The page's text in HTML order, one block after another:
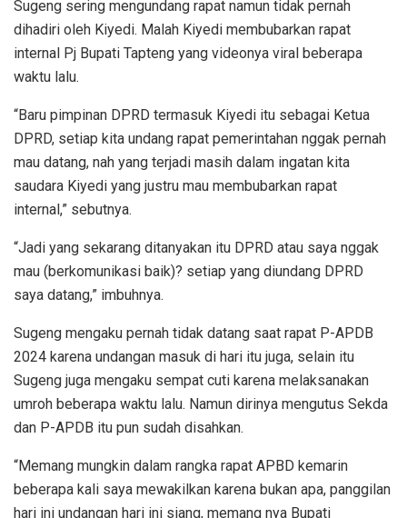
Sugeng sering mengundang rapat namun tidak pernah
dihadiri oleh Kiyedi. Malah Kiyedi membubarkan rapat
internal Pj Bupati Tapteng yang videonya viral beberapa
waktu lalu.
“Baru pimpinan DPRD termasuk Kiyedi itu sebagai Ketua
DPRD, setiap kita undang rapat pemerintahan nggak pernah
mau datang, nah yang terjadi masih dalam ingatan kita
saudara Kiyedi yang justru mau membubarkan rapat
internal,” sebutnya.
“Jadi yang sekarang ditanyakan itu DPRD atau saya nggak
mau (berkomunikasi baik)? setiap yang diundang DPRD
saya datang,” imbuhnya.
Sugeng mengaku pernah tidak datang saat rapat P-APDB
2024 karena undangan masuk di hari itu juga, selain itu
Sugeng juga mengaku sempat cuti karena melaksanakan
umroh beberapa waktu lalu. Namun dirinya mengutus Sekda
dan P-APDB itu pun sudah disahkan.
“Memang mungkin dalam rangka rapat APBD kemarin
beberapa kali saya mewakilkan karena bukan apa, panggilan
hari ini undangan hari ini siang, memang nya Bupati